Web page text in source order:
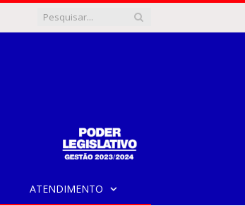
ATENDIMENTO